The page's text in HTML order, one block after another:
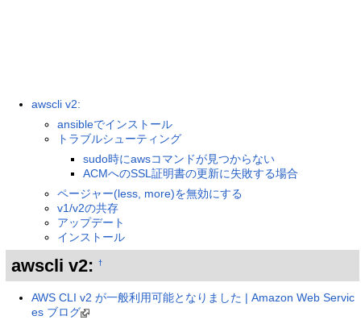
awscli v2:
ansibleでインストール
トラブルシューティング
sudo時にawsコマンドが見つからない
ACMへのSSL証明書の更新に失敗する場合
ページャー(less, more)を無効にする
v1/v2の共存
アップデート
インストール
awscli v2: †
AWS CLI v2 が一般利用可能となりました | Amazon Web Servic
es ブログ